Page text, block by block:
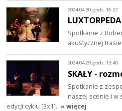
2024-04-30, godz. 16:22
Spotkanie z
akustycznej
2024-04-29, godz. 13:40
SKAŁY -
Spotkanie z
naszej scenie i w
edycji cyklu [3x1]. » więcej